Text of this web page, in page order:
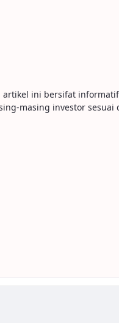
ini bersifat
masing investor